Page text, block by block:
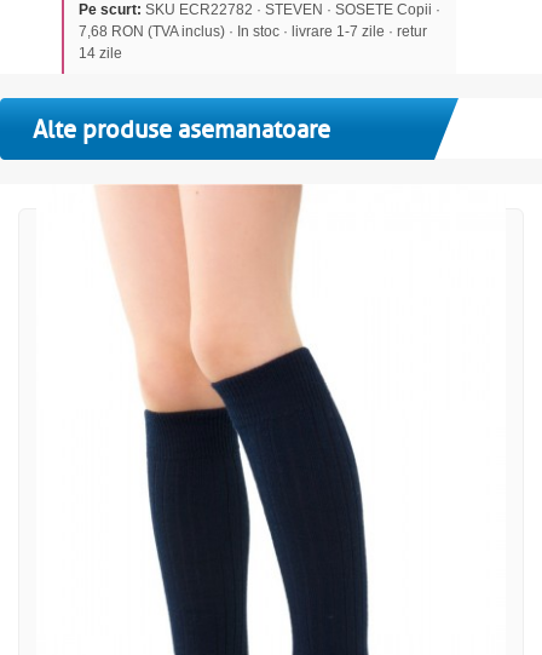
Pe scurt: SKU ECR22782 · STEVEN · SOSETE Copii ·
7,68 RON (TVA inclus) · In stoc · livrare 1-7 zile · retur
14 zile
Alte produse asemanatoare